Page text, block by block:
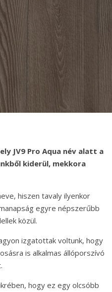
JV9 Pro Aqua név alatt a
kiderül, mekkora
hiszen tavaly ilyenkor
egyre népszerűbb
közül.
izgatottak voltunk, hogy
is alkalmas állóporszívó
hogy ez egy olcsóbb